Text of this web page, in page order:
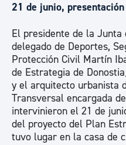
21 de junio,
El presidente de la
delegado de Deportes,
Protección Civil Martín
de Estrategia de
y el arquitecto urbanista
Transversal encargada
intervinieron el 21 de
del proyecto del Plan
tuvo lugar en la casa de